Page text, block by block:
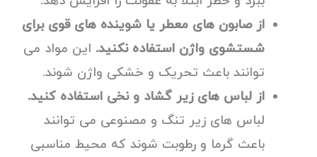
از صابون های معطر یا شوینده های قوی برای
شستشوی واژن استفاده نکنید. این مواد می
توانند باعث تحریک و خشکی واژن شوند.
از لباس های زیر گشاد و نخی استفاده کنید.
لباس های زیر تنگ و مصنوعی می توانند
باعث گرما و رطوبت شوند که محیط مناسبی